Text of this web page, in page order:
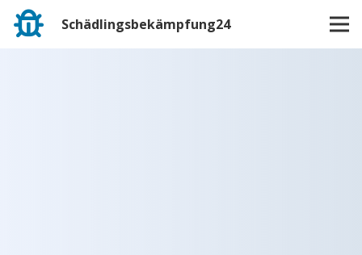
Schädlingsbekämpfung24